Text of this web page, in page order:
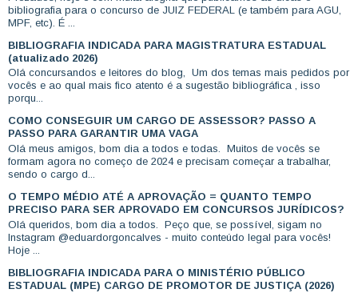
bibliografia para o concurso de JUIZ FEDERAL (e também para AGU,
MPF, etc). É ...
BIBLIOGRAFIA INDICADA PARA MAGISTRATURA ESTADUAL
(atualizado 2026)
Olá concursandos e leitores do blog, Um dos temas mais pedidos por
vocês e ao qual mais fico atento é a sugestão bibliográfica , isso
porqu...
COMO CONSEGUIR UM CARGO DE ASSESSOR? PASSO A
PASSO PARA GARANTIR UMA VAGA
Olá meus amigos, bom dia a todos e todas. Muitos de vocês se
formam agora no começo de 2024 e precisam começar a trabalhar,
sendo o cargo d...
O TEMPO MÉDIO ATÉ A APROVAÇÃO = QUANTO TEMPO
PRECISO PARA SER APROVADO EM CONCURSOS JURÍDICOS?
Olá queridos, bom dia a todos. Peço que, se possível, sigam no
Instagram @eduardorgoncalves - muito conteúdo legal para vocês!
Hoje ...
BIBLIOGRAFIA INDICADA PARA O MINISTÉRIO PÚBLICO
ESTADUAL (MPE) CARGO DE PROMOTOR DE JUSTIÇA (2026)